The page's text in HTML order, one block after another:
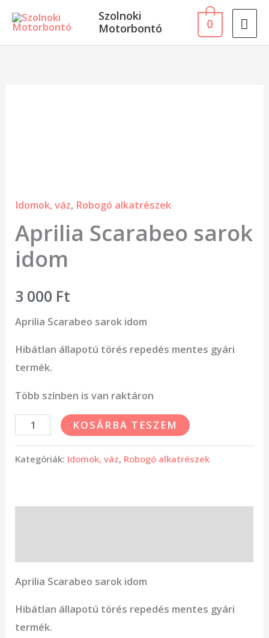
content
Szolnoki
Motorbontó
0
Idomok, váz, Robogó alkatrészek
Aprilia Scarabeo sarok
idom
3 000 Ft
Aprilia Scarabeo sarok idom
Hibátlan állapotú törés repedés mentes gyári
termék.
Több színben is van raktáron
KOSÁRBA TESZEM
Kategóriák: Idomok, váz, Robogó alkatrészek
Aprilia Scarabeo sarok idom
Hibátlan állapotú törés repedés mentes gyári
termék.